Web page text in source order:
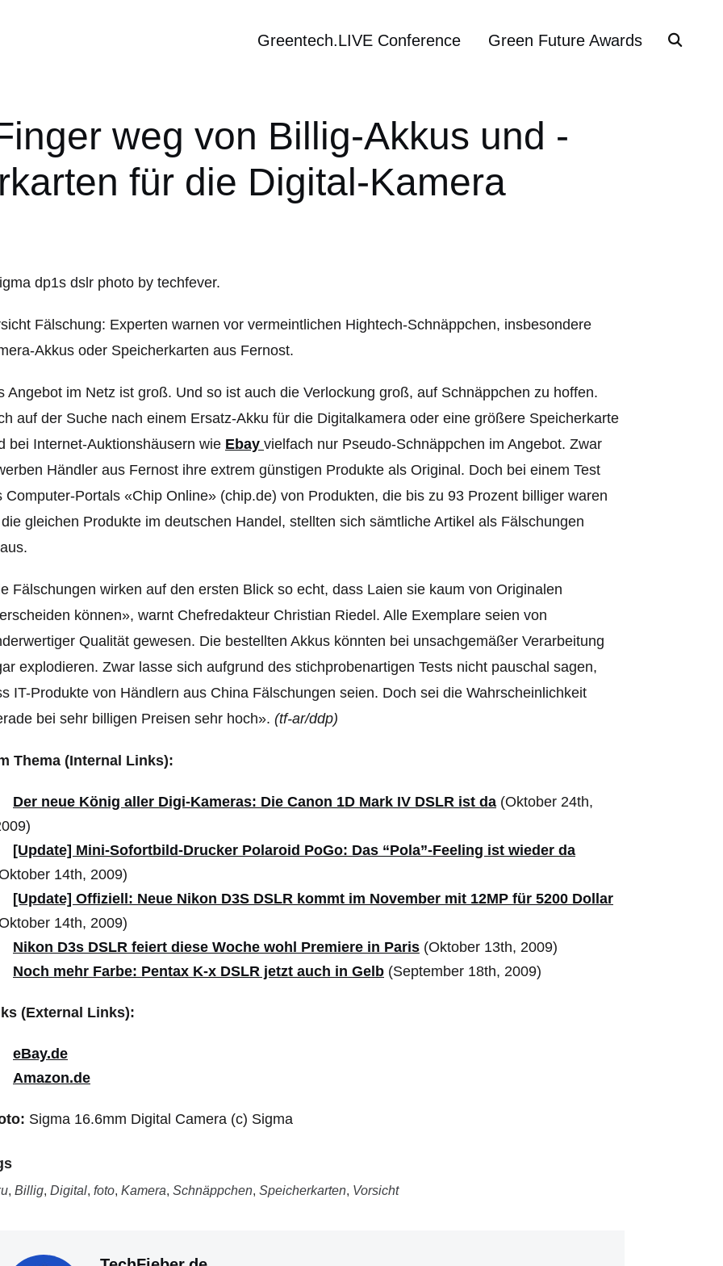
Greentech.LIVE Conference Green Future Awards
weg von Billig-Akkus und -
für die Digital-Kamera
Fälschung: Experten warnen vor vermeintlichen Hightech-Schnäppchen, insbesondere
Akkus oder Speicherkarten aus Fernost.
Angebot im Netz ist groß. Und so ist auch die Verlockung groß, auf Schnäppchen zu hoffen.
auf der Suche nach einem Ersatz-Akku für die Digitalkamera oder eine größere Speicherkarte
bei Internet-Auktionshäusern wie Ebay vielfach nur Pseudo-Schnäppchen im Angebot. Zwar
Händler aus Fernost ihre extrem günstigen Produkte als Original. Doch bei einem Test
Computer-Portals «Chip Online» (chip.de) von Produkten, die bis zu 93 Prozent billiger waren
gleichen Produkte im deutschen Handel, stellten sich sämtliche Artikel als Fälschungen
Fälschungen wirken auf den ersten Blick so echt, dass Laien sie kaum von Originalen
können», warnt Chefredakteur Christian Riedel. Alle Exemplare seien von
Qualität gewesen. Die bestellten Akkus könnten bei unsachgemäßer Verarbeitung
explodieren. Zwar lasse sich aufgrund des stichprobenartigen Tests nicht pauschal sagen,
IT-Produkte von Händlern aus China Fälschungen seien. Doch sei die Wahrscheinlichkeit
bei sehr billigen Preisen sehr hoch». (tf-ar/ddp)
Thema (Internal Links):
Der neue König aller Digi-Kameras: Die Canon 1D Mark IV DSLR ist da (Oktober 24th,
[Update] Mini-Sofortbild-Drucker Polaroid PoGo: Das “Pola”-Feeling ist wieder da
14th, 2009)
[Update] Offiziell: Neue Nikon D3S DSLR kommt im November mit 12MP für 5200 Dollar
14th, 2009)
Nikon D3s DSLR feiert diese Woche wohl Premiere in Paris (Oktober 13th, 2009)
Noch mehr Farbe: Pentax K-x DSLR jetzt auch in Gelb (September 18th, 2009)
(External Links):
eBay.de
Amazon.de
Sigma 16.6mm Digital Camera (c) Sigma
, Billig, Digital, foto, Kamera, Schnäppchen, Speicherkarten, Vorsicht